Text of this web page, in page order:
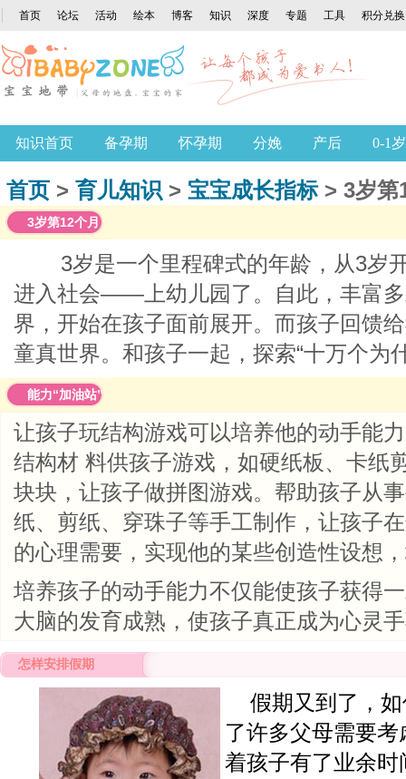
首页 论坛 活动 绘本 博客 知识 深度 专题 工具 积分兑换
知识首页 备孕期 怀孕期 分娩 产后 0-1岁
专题
首页 > 育儿知识 > 宝宝成长指标> 3岁第
3岁第12个月
3岁是一个里程碑式的年龄，从3岁
进入社会——上幼儿园了。自此，丰富
界，开始在孩子面前展开。而孩子回馈
童真世界。和孩子一起，探索“十万个为
能力“加油站”
让孩子玩结构游戏可以培养他的动手能
结构材 料供孩子游戏，如硬纸板、卡纸
块块，让孩子做拼图游戏。帮助孩子从
纸、剪纸、穿珠子等手工制作，让孩子
的心理需要，实现他的某些创造性设想
培养孩子的动手能力不仅能使孩子获得
大脑的发育成熟，使孩子真正成为心灵
怎样安排假期
假期又到了，
了许多父母需要
着孩子有了业余